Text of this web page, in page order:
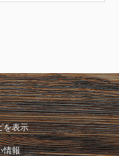
を表示
情報